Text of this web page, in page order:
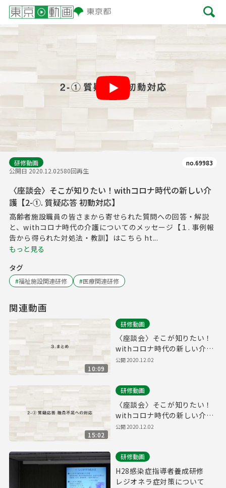
研修動画
公開日 2020.12.02580回再生
no.69983
〈座談会〉そこが知りたい！withコロナ時代の新しい介
護【2-①. 質疑応答 初動対応】
高齢者施設職員の皆さまから寄せられた質問への回答・解説
と、withコロナ時代の介護についてのメッセージ【１. 事例報
告から得られた対処法・教訓】はこちら ht...
もっと見る
タグ
#福祉施設関連研修 #医療関連研修
関連動画
10:09
研修動画
〈座談会〉そこが知りたい！
withコロナ時代の新しい介護
【3. まとめ】
公開2020.12.02
15:02
研修動画
〈座談会〉そこが知りたい！
withコロナ時代の新しい介護
【2-③. 質疑応答 職員不足へ
公開2020.12.02
研修動画
H28感染症指導者養成研修
レジオネラ症対策について